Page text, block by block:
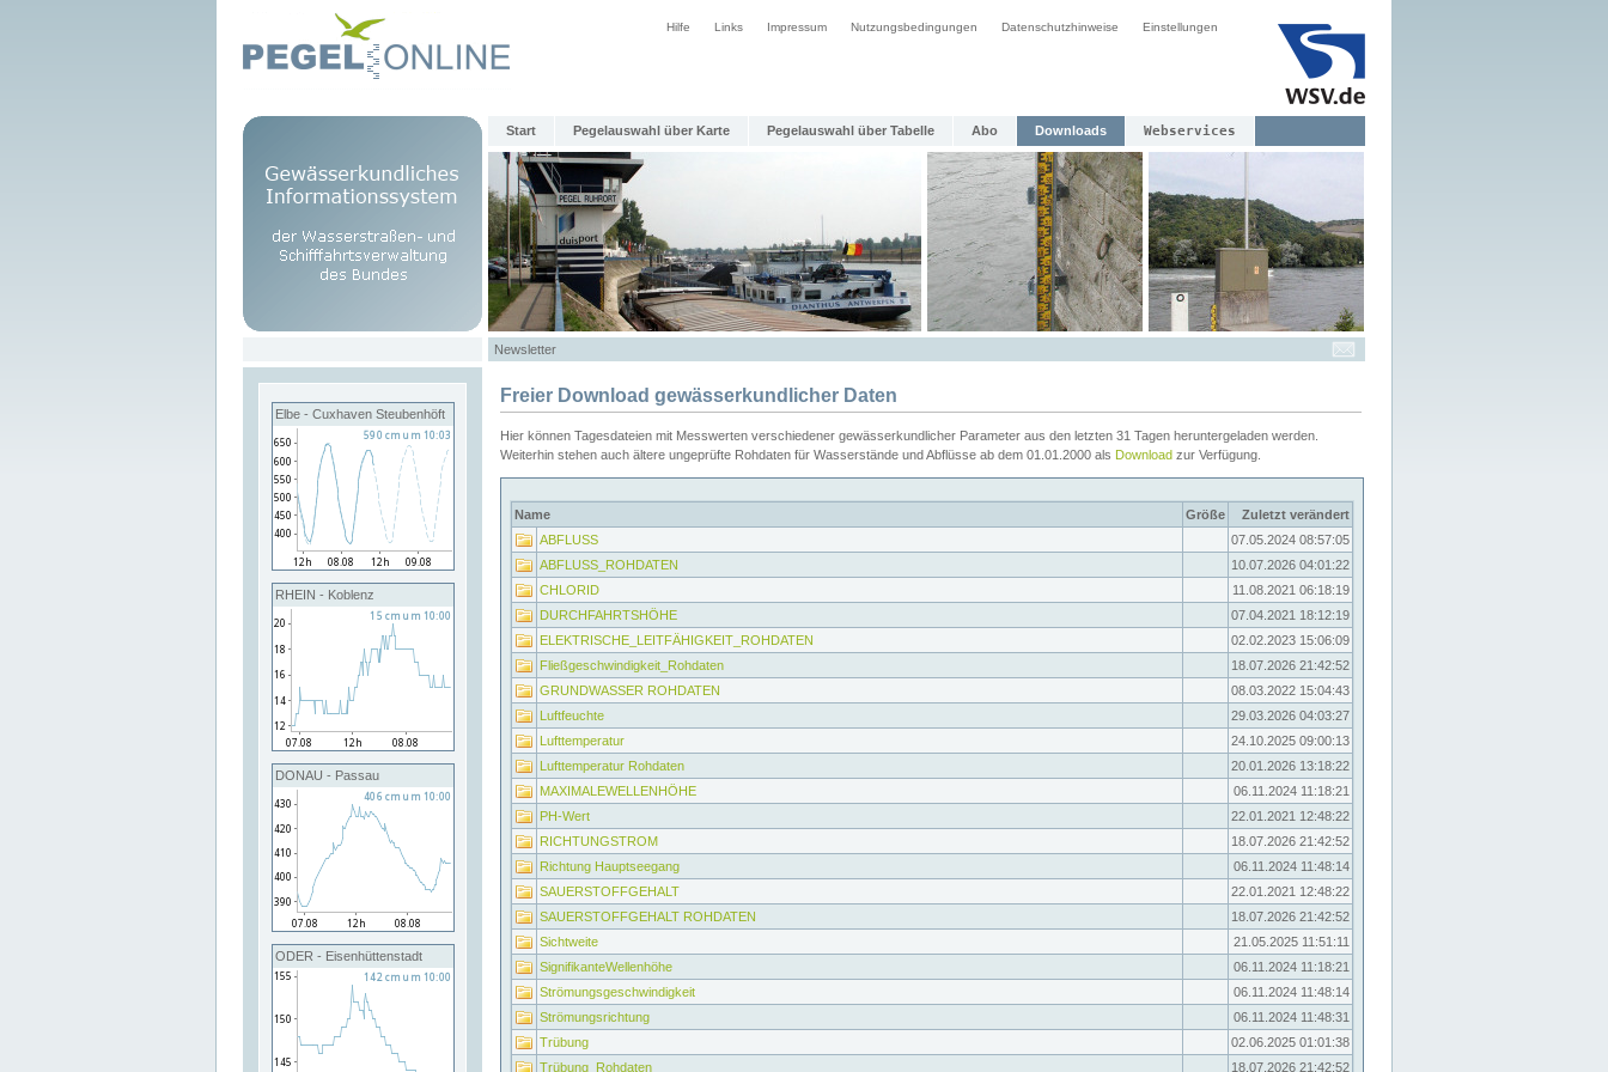
Hilfe Links Impressum Nutzungsbedingungen Datenschutzhinweise Einstellungen
Start Pegelauswahl über Karte Pegelauswahl über Tabelle Abo Downloads Webservices
Newsletter
Elbe - Cuxhaven Steubenhöft
RHEIN - Koblenz
DONAU - Passau
ODER - Eisenhüttenstadt
Freier Download gewässerkundlicher Daten
Hier können Tagesdateien mit Messwerten verschiedener gewässerkundlicher Parameter aus den letzten 31 Tagen heruntergeladen werden.
Weiterhin stehen auch ältere ungeprüfte Rohdaten für Wasserstände und Abflüsse ab dem 01.01.2000 als Download zur Verfügung.
Name Größe
Zuletzt verändert
ABFLUSS
07.05.2024 08:57:05
ABFLUSS_ROHDATEN
10.07.2026 04:01:22
CHLORID
11.08.2021 06:18:19
DURCHFAHRTSHÖHE
07.04.2021 18:12:19
ELEKTRISCHE_LEITFÄHIGKEIT_ROHDATEN
02.02.2023 15:06:09
Fließgeschwindigkeit_Rohdaten
18.07.2026 21:42:52
GRUNDWASSER ROHDATEN
08.03.2022 15:04:43
Luftfeuchte
29.03.2026 04:03:27
Lufttemperatur
24.10.2025 09:00:13
Lufttemperatur Rohdaten
20.01.2026 13:18:22
MAXIMALEWELLENHÖHE
06.11.2024 11:18:21
PH-Wert
22.01.2021 12:48:22
RICHTUNGSTROM
18.07.2026 21:42:52
Richtung Hauptseegang
06.11.2024 11:48:14
SAUERSTOFFGEHALT
22.01.2021 12:48:22
SAUERSTOFFGEHALT ROHDATEN
18.07.2026 21:42:52
Sichtweite
21.05.2025 11:51:11
SignifikanteWellenhöhe
06.11.2024 11:18:21
Strömungsgeschwindigkeit
06.11.2024 11:48:14
Strömungsrichtung
06.11.2024 11:48:31
Trübung
02.06.2025 01:01:38
Trübung_Rohdaten
18.07.2026 21:42:52